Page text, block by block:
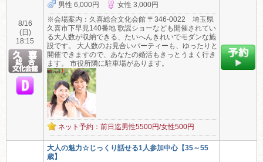
8/16
(日)
18:15
男性 6,000円
女性 3,000円
※会場案内：久喜総合文化会館 〒346-0022 埼玉県
久喜市下早見140番地 歌謡ショーなども開催されてい
る大人数が収納できる、たいへんきれいでモダンな施
設です。 大人数のお見合いパーティーも、ゆったりと
開催できますので、あなたの婚活もきっとうまく行き
ます。 市役所隣に駐車場があります。
ネット予約：前日迄男性5500円/女性500円
大人の魅力☆じっくり話せる1人参加中心【35～55
歳】